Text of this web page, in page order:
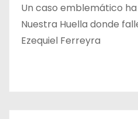
Un caso emblemático
Nuestra Huella donde
Ezequiel Ferreyra